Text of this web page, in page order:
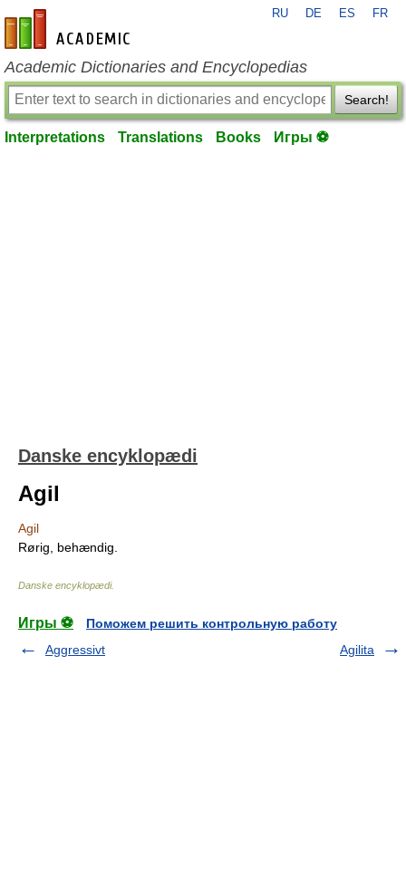
en-academic.com
RU DE ES FR
Academic Dictionaries and Encyclopedias
Search!
Interpretations Translations Books Игры ⚽
Danske encyklopædi
Agil
Agil
Rørig, behændig.
Danske encyklopædi.
Игры ⚽
Поможем решить контрольную работу
Aggressivt
Agilita